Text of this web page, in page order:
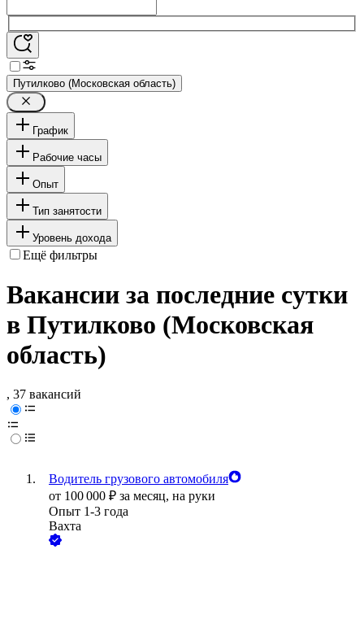
Путилково (Московская область)
График
Рабочие часы
Опыт
Тип занятости
Уровень дохода
Ещё фильтры
Вакансии за последние сутки
в Путилково (Московская
область)
, 37 вакансий
Водитель грузового автомобиля
от 100 000 ₽ за месяц, на руки
Опыт 1-3 года
Вахта